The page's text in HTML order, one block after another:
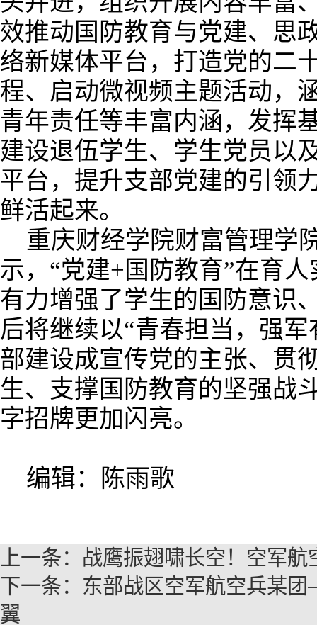
效推动国防教育与党建、思
络新媒体平台，打造党的二
程、启动微视频主题活动，
青年责任等丰富内涵，发挥
建设退伍学生、学生党员以
平台，提升支部党建的引领
鲜活起来。
重庆财经学院财富管理学
示，“党建+国防教育”在育
有力增强了学生的国防意识
后将继续以“青春担当，强
部建设成宣传党的主张、贯
生、支撑国防教育的坚强战
字招牌更加闪亮。
编辑：陈雨歌
上一条： 战鹰振翅啸长空！空军
下一条： 东部战区空军航空兵某
翼